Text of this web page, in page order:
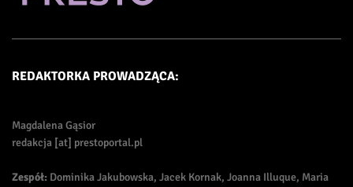
REDAKTORKA PROWADZĄCA:
Magdalena Gąsior
redakcja [at] prestoportal.pl
Zespół: Dominika Jakubowska, Jacek Kornak, Joanna Illuque, Maria